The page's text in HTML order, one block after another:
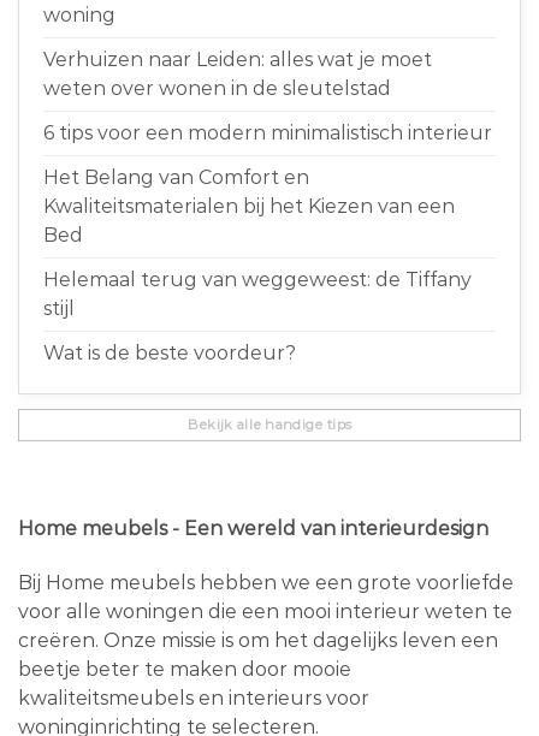
woning
Verhuizen naar Leiden: alles wat je moet
weten over wonen in de sleutelstad
6 tips voor een modern minimalistisch interieur
Het Belang van Comfort en
Kwaliteitsmaterialen bij het Kiezen van een
Bed
Helemaal terug van weggeweest: de Tiffany
stijl
Wat is de beste voordeur?
Bekijk alle handige tips
Home meubels - Een wereld van interieurdesign
Bij Home meubels hebben we een grote voorliefde
voor alle woningen die een mooi interieur weten te
creëren. Onze missie is om het dagelijks leven een
beetje beter te maken door mooie
kwaliteitsmeubels en interieurs voor
woninginrichting te selecteren.